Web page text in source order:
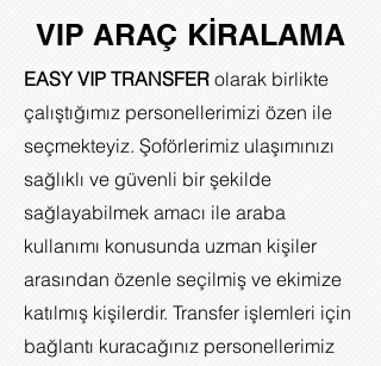
VIP ARAÇ KİRALAMA
EASY VIP TRANSFER olarak birlikte
çalıştığımız personellerimizi özen ile
seçmekteyiz. Şoförlerimiz ulaşımınızı
sağlıklı ve güvenli bir şekilde
sağlayabilmek amacı ile araba
kullanımı konusunda uzman kişiler
arasından özenle seçilmiş ve ekimize
katılmış kişilerdir. Transfer işlemleri için
bağlantı kuracağınız personellerimiz